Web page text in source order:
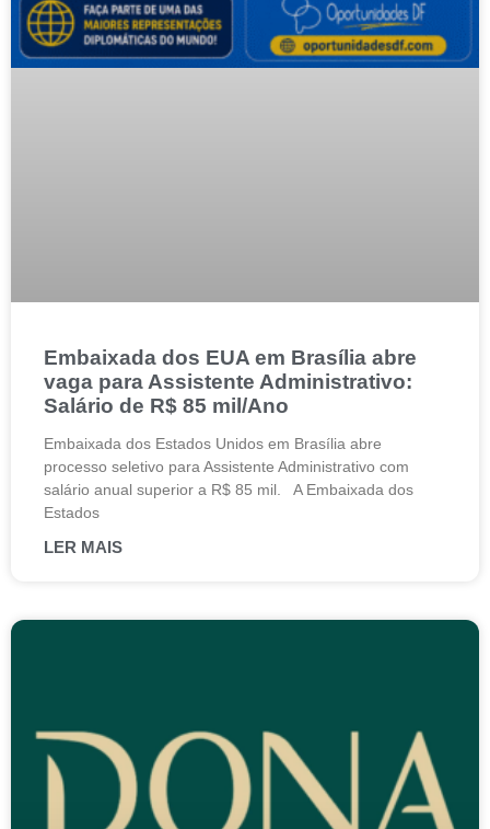
Embaixada dos EUA em Brasília abre
vaga para Assistente Administrativo:
Salário de R$ 85 mil/Ano
Embaixada dos Estados Unidos em Brasília abre
processo seletivo para Assistente Administrativo com
salário anual superior a R$ 85 mil. A Embaixada dos
Estados
LER MAIS